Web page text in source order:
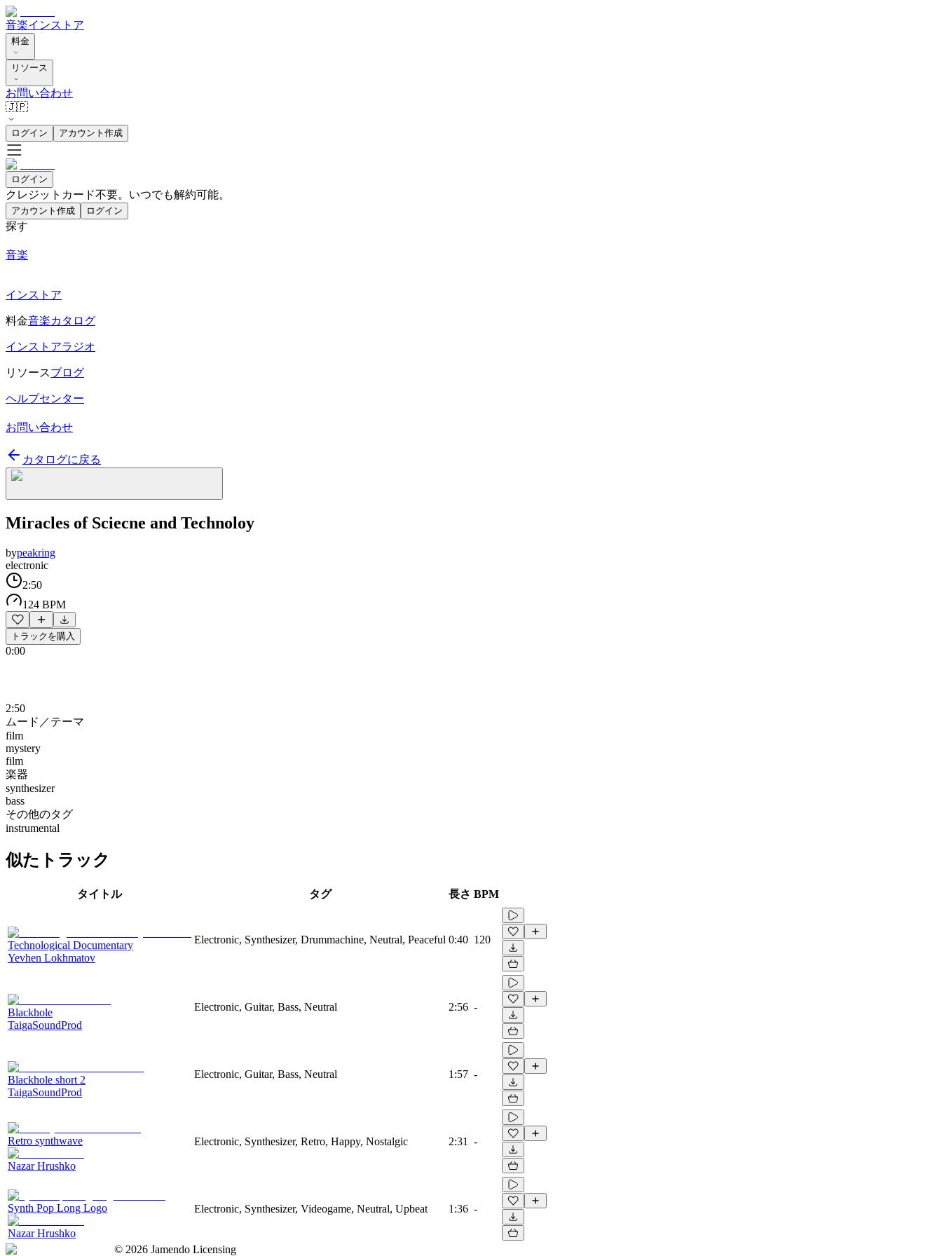
音楽インストア
料金
リソース
お問い合わせ
🇯🇵
ログイン アカウント作成
ログイン
クレジットカード不要。いつでも解約可能。
アカウント作成 ログイン
探す
音楽
インストア
料金音楽カタログ
インストアラジオ
リソースブログ
ヘルプセンター
お問い合わせ
カタログに戻る
Miracles of Sciecne and Technoloy
bypeakring
electronic
2:50
124 BPM
トラックを購入
0:00
2:50
ムード／テーマ
film
mystery
film
楽器
synthesizer
bass
その他のタグ
instrumental
似たトラック
タイトル タグ 長さ BPM
Technological Documentary
Yevhen Lokhmatov
Electronic, Synthesizer, Drummachine, Neutral, Peaceful 0:40 120
Blackhole
TaigaSoundProd
Electronic, Guitar, Bass, Neutral 2:56 -
Blackhole short 2
TaigaSoundProd
Electronic, Guitar, Bass, Neutral 1:57 -
Retro synthwave
Nazar Hrushko
Electronic, Synthesizer, Retro, Happy, Nostalgic 2:31 -
Synth Pop Long Logo
Nazar Hrushko
Electronic, Synthesizer, Videogame, Neutral, Upbeat 1:36 -
© 2026 Jamendo Licensing